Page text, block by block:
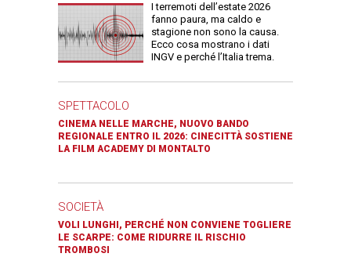
I terremoti dell’estate 2026
fanno paura, ma caldo e
stagione non sono la causa.
Ecco cosa mostrano i dati
INGV e perché l’Italia trema.
SPETTACOLO
CINEMA NELLE MARCHE, NUOVO BANDO
REGIONALE ENTRO IL 2026: CINECITTÀ SOSTIENE
LA FILM ACADEMY DI MONTALTO
SOCIETÀ
VOLI LUNGHI, PERCHÉ NON CONVIENE TOGLIERE
LE SCARPE: COME RIDURRE IL RISCHIO
TROMBOSI